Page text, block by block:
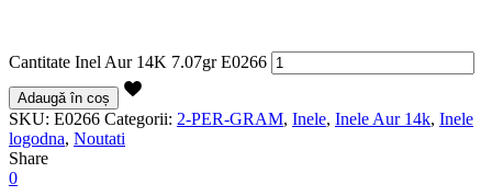
Cantitate Inel Aur 14K 7.07gr E0266
Adaugă în coș
SKU: E0266 Categorii: 2-PER-GRAM, Inele, Inele Aur 14k, Inele
logodna, Noutati
Share
0